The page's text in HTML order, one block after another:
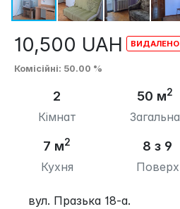
10,500 UAH
Комісійні: 50.00 %
2
Кімнат
50 м2
Загальна
7 м2
Кухня
8 з 9
Поверх
вул. Празька 18-а.